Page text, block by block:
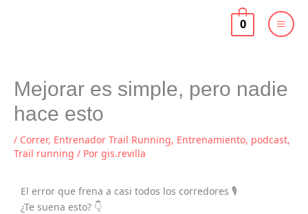
0
Mejorar es simple, pero nadie
hace esto
/ Correr, Entrenador Trail Running, Entrenamiento, podcast,
Trail running / Por gis.revilla
El error que frena a casi todos los corredores 🎙️
¿Te suena esto? 👇